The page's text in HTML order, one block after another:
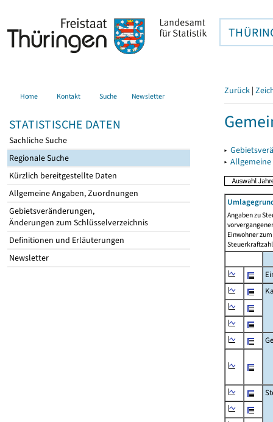
Home Kontakt Suche Newsletter
STATISTISCHE DATEN
Sachliche Suche
Regionale Suche
Kürzlich bereitgestellte Daten
Allgemeine Angaben, Zuordnungen
Gebietsveränderungen,
Änderungen zum Schlüsselverzeichnis
Definitionen und Erläuterungen
Newsletter
Zurück |
▸
▸
Angaben zu
Einwohner